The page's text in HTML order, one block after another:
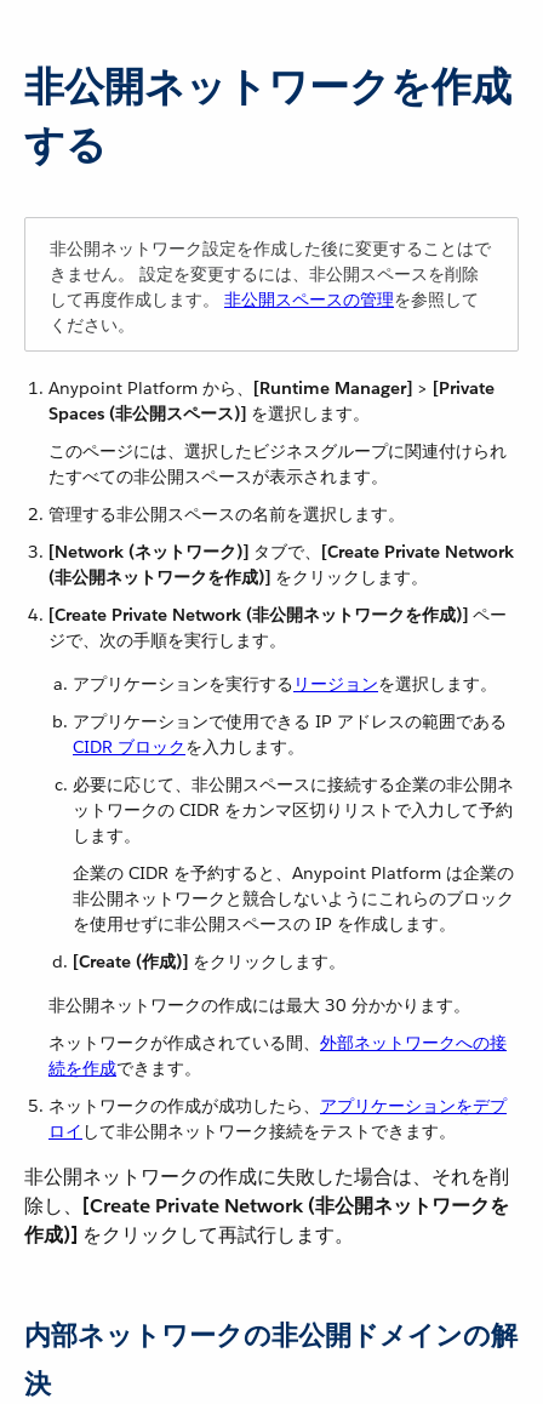
非公開ネットワークを作成
する
非公開ネットワーク設定を作成した後に変更することはで
きません。 設定を変更するには、非公開スペースを削除
して再度作成します。 非公開スペースの管理を参照して
ください。
Anypoint Platform から、​ [Runtime Manager] ​ > ​ [Private
Spaces (非公開スペース)] ​ を選択します。
このページには、選択したビジネスグループに関連付けられ
たすべての非公開スペースが表示されます。
管理する非公開スペースの名前を選択します。
[Network (ネットワーク)] ​ タブで、​ [Create Private Network
(非公開ネットワークを作成)] ​ をクリックします。
[Create Private Network (非公開ネットワークを作成)] ​ ペー
ジで、次の手順を実行します。
アプリケーションを実行する​ リージョン​を選択します。
アプリケーションで使用できる IP アドレスの範囲である ​
CIDR ブロック​を入力します。
必要に応じて、非公開スペースに接続する企業の非公開ネ
ットワークの CIDR をカンマ区切りリストで入力して予約
します。
企業の CIDR を予約すると、Anypoint Platform は企業の
非公開ネットワークと競合しないようにこれらのブロック
を使用せずに非公開スペースの IP を作成します。
[Create (作成)] ​ をクリックします。
非公開ネットワークの作成には最大 30 分かかります。
ネットワークが作成されている間、​ 外部ネットワークへの接
続を作成​できます。
ネットワークの作成が成功したら、​ アプリケーションをデプ
ロイ ​して非公開ネットワーク接続をテストできます。
非公開ネットワークの作成に失敗した場合は、それを削
除し、​
[Create Private Network (非公開ネットワークを
作成)] ​ をクリックして再試行します。
内部ネットワークの非公開ドメインの解
決